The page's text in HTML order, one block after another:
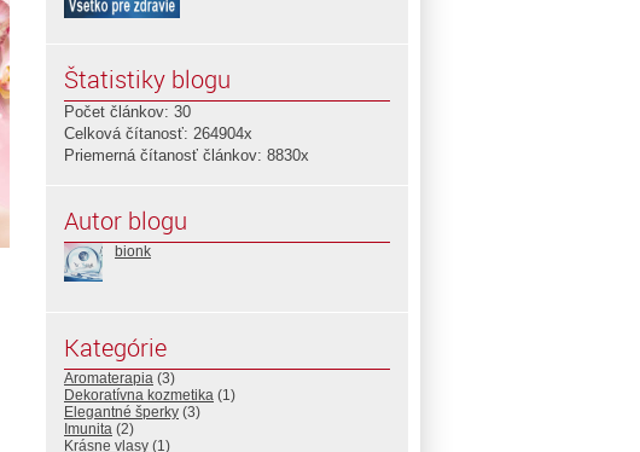
Štatistiky blogu
Počet článkov: 30
Celková čítanosť: 264904x
Priemerná čítanosť článkov: 8830x
Autor blogu
bionk
Kategórie
Aromaterapia (3)
Dekoratívna kozmetika (1)
Elegantné šperky (3)
Imunita (2)
Krásne vlasy (1)